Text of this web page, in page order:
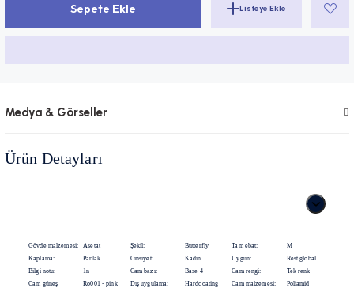
Sepete Ekle
Medya & Görseller
Ürün Detayları
Gövde malzemesi: Asetat Şekil: Butterfly Tam ebat:
M
Kaplama:
Parlak Cinsiyet: Kadın Uygun:
Rest global
Bilgi notu:
1n Cam bazı: Base 4 Cam rengi:
Tek renk
Cam güneş
Ro001 - pink Dış uygulama: Hardcoating Cam malzemesi: Poliamid